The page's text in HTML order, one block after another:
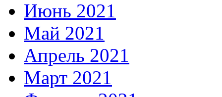
Июнь 2021
Май 2021
Апрель 2021
Март 2021